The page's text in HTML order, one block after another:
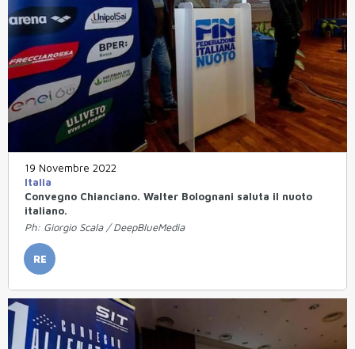
19 Novembre 2022
Italia
Convegno Chianciano. Walter Bolognani saluta il nuoto
italiano.
Ph: Giorgio Scala / DeepBlueMedia
RE